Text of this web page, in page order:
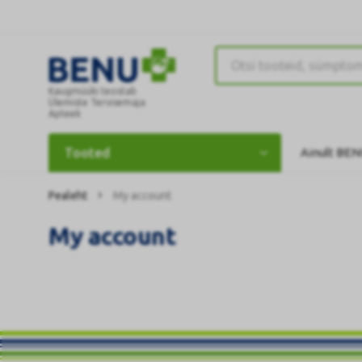
Kaugmüüki teostab
Ülemiste Tervisemaja
Apteek
Tooted Ainult
Pealeht My account
My account